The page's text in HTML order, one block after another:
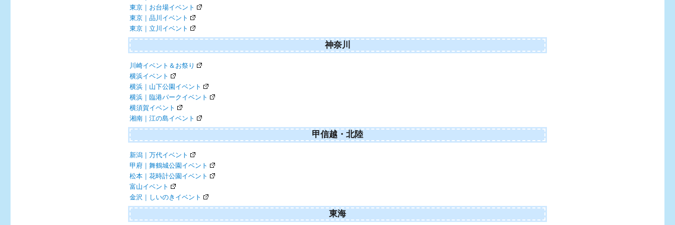
東京｜お台場イベント
東京｜品川イベント
東京｜立川イベント
神奈川
川崎イベント＆お祭り
横浜イベント
横浜｜山下公園イベント
横浜｜臨港パークイベント
横須賀イベント
湘南｜江の島イベント
甲信越・北陸
新潟｜万代イベント
甲府｜舞鶴城公園イベント
松本｜花時計公園イベント
富山イベント
金沢｜しいのきイベント
東海